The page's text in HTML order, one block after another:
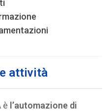
attività
è l’automazione di